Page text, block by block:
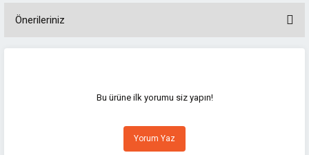
Önerileriniz
Görüş ve önerileriniz için teşekkür ederiz.
Ürün resmi kalitesiz, bozuk veya görüntülenemiyor.
Ürün açıklamasında eksik bilgiler bulunuyor.
Bu ürüne ilk yorumu siz yapın!
Yorum Yaz